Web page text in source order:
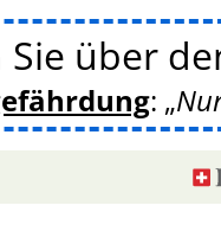
Sie über
: